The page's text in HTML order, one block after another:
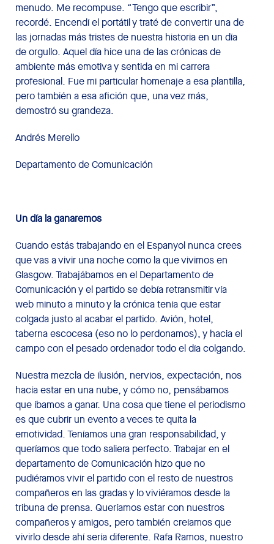
menudo. Me recompuse. “Tengo que escribir”,
recordé. Encendí el portátil y traté de convertir una de
las jornadas más tristes de nuestra historia en un día
de orgullo. Aquel día hice una de las crónicas de
ambiente más emotiva y sentida en mi carrera
profesional. Fue mi particular homenaje a esa plantilla,
pero también a esa afición que, una vez más,
demostró su grandeza.
Andrés Merello
Departamento de Comunicación
Un día la ganaremos
Cuando estás trabajando en el Espanyol nunca crees
que vas a vivir una noche como la que vivimos en
Glasgow. Trabajábamos en el Departamento de
Comunicación y el partido se debía retransmitir vía
web minuto a minuto y la crónica tenía que estar
colgada justo al acabar el partido. Avión, hotel,
taberna escocesa (eso no lo perdonamos), y hacia el
campo con el pesado ordenador todo el día colgando.
Nuestra mezcla de ilusión, nervios, expectación, nos
hacía estar en una nube, y cómo no, pensábamos
que íbamos a ganar. Una cosa que tiene el periodismo
es que cubrir un evento a veces te quita la
emotividad. Teníamos una gran responsabilidad, y
queríamos que todo saliera perfecto. Trabajar en el
departamento de Comunicación hizo que no
pudiéramos vivir el partido con el resto de nuestros
compañeros en las gradas y lo viviéramos desde la
tribuna de prensa. Queríamos estar con nuestros
compañeros y amigos, pero también creíamos que
vivirlo desde ahí sería diferente. Rafa Ramos, nuestro